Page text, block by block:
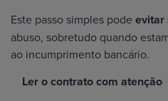
Este passo simples pode evitar
abuso, sobretudo quando
ao incumprimento bancário.
Ler o contrato com atenção